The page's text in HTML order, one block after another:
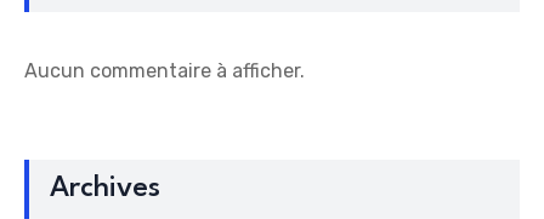
Aucun commentaire à afficher.
Archives